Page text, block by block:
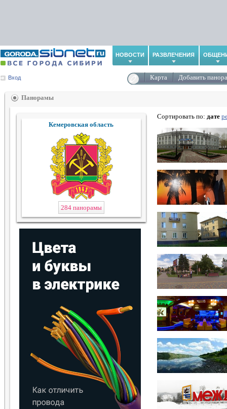
НОВОСТИ РАЗВЛЕЧЕНИЯ
Вход Карта Добавить
Панорамы
Кемеровская область
284 панорамы
Сортировать по: дате